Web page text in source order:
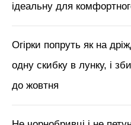
ідеальну для
Огірки попруть як на
одну скибку в лунку, і
до жовтня